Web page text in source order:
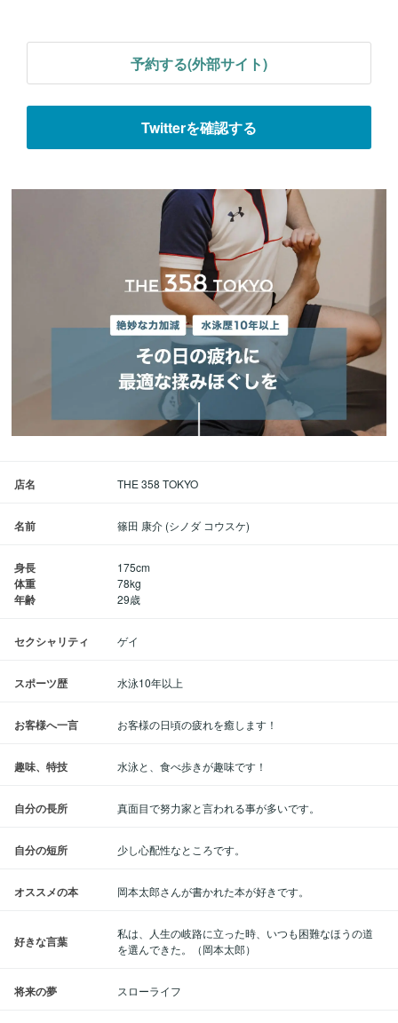
予約する(外部サイト)
Twitterを確認する
店名 THE 358 TOKYO
名前 篠田 康介 (シノダ コウスケ)
身長
体重
年齢
175cm
78kg
29歳
セクシャリティ ゲイ
スポーツ歴 水泳10年以上
お客様へ一言 お客様の日頃の疲れを癒します！
趣味、特技 水泳と、食べ歩きが趣味です！
自分の長所 真面目で努力家と言われる事が多いです。
自分の短所 少し心配性なところです。
オススメの本 岡本太郎さんが書かれた本が好きです。
好きな言葉
私は、人生の岐路に立った時、いつも困難なほうの道
を選んできた。（岡本太郎）
将来の夢 スローライフ